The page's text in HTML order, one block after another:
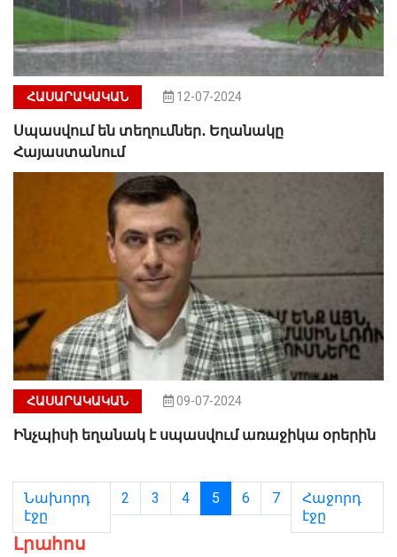
ՀԱՍԱՐԱԿԱԿԱՆ 12-07-2024
Սպասվում են տեղումներ․ Եղանակը
Հայաստանում
ՀԱՍԱՐԱԿԱԿԱՆ 09-07-2024
Ինչպիսի եղանակ է սպասվում առաջիկա օրերին
Նախորդ
էջը
2 3 4 5 6 7
Հաջորդ
էջը
Լրահոս